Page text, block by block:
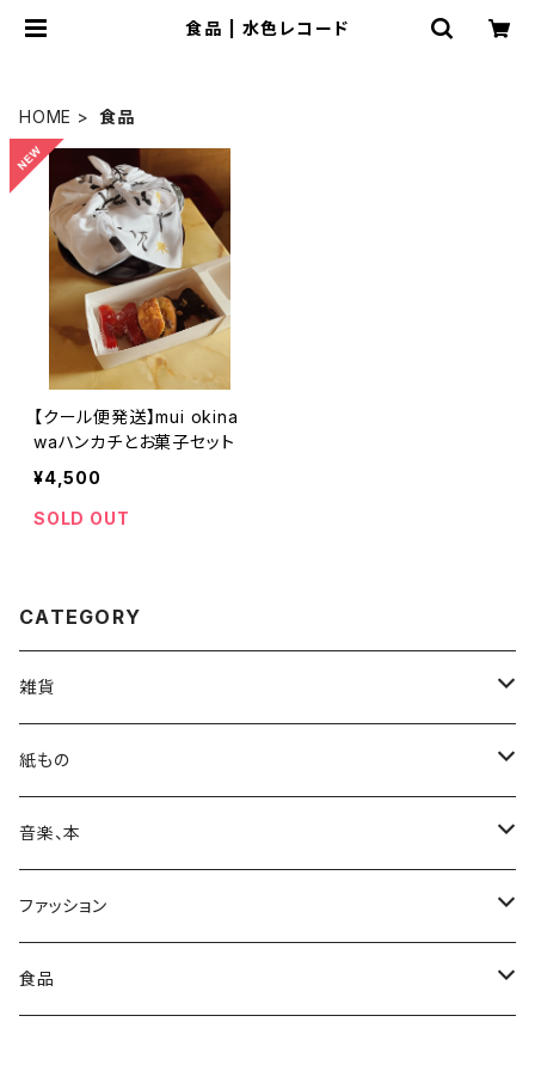
食品 | 水色レコード
HOME 食品
【クール便発送】mui okina
waハンカチとお菓子セット
¥4,500
SOLD OUT
CATEGORY
雑貨
カバン
日用品
収納
装飾
紙もの
Print & Poster
ポストカード
カレンダー
音楽、本
CD
レコード
本
ファッション
靴下
食品